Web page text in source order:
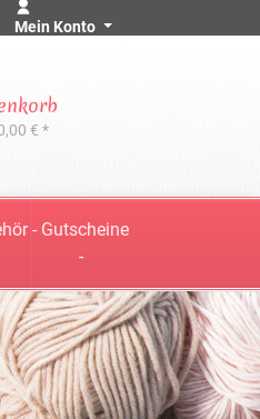
Mein Konto
€ *
- Gutscheine
-